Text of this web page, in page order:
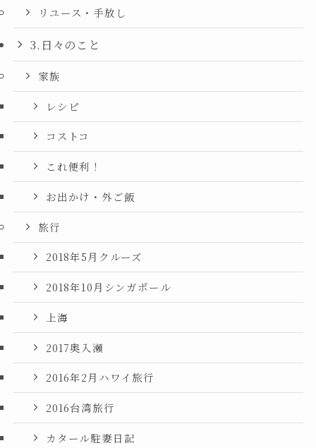
リユース・手放し
3.日々のこと
家族
レシピ
コストコ
これ便利！
お出かけ・外ご飯
旅行
2018年5月クルーズ
2018年10月シンガポール
上海
2017奥入瀬
2016年2月ハワイ旅行
2016台湾旅行
カタール駐妻日記